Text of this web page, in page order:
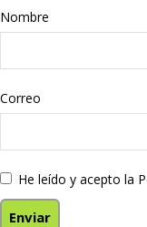
He leído y acepto la